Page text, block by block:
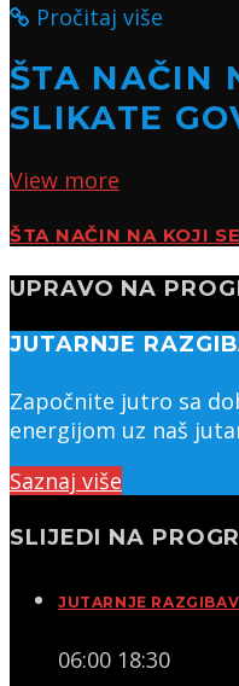
Pročitaj više
ŠTA NAČIN
SLIKATE
View more
ŠTA NAČIN NA KOJI
UPRAVO NA
JUTARNJE
Započnite jutro sa
energijom uz naš
Saznaj više
SLIJEDI NA
JUTARNJE
06:00 18:30